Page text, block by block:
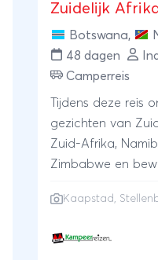
Zuidelijk
Botswana,
48 dagen
Camperreis
Tijdens deze reis
gezichten van
Zuid-Afrika,
Zimbabwe en
de Afrikaanse
leeuwen en
Kaapstad ,